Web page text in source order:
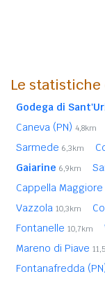
Le
Godega di
Caneva (PN) 4,8km
Sarmede 6,3km
Gaiarine 6,9km
Cappella Maggiore
Vazzola 10,3km
Fontanelle 10,7km
Mareno di Piave
Fontanafredda